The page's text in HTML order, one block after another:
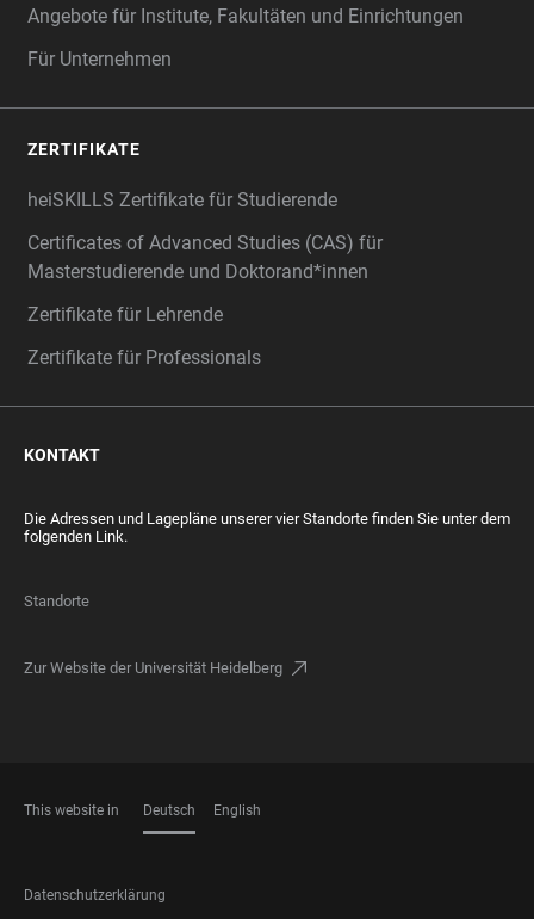
Angebote für Institute, Fakultäten und Einrichtungen
Für Unternehmen
ZERTIFIKATE
heiSKILLS Zertifikate für Studierende
Certificates of Advanced Studies (CAS) für
Masterstudierende und Doktorand*innen
Zertifikate für Lehrende
Zertifikate für Professionals
KONTAKT
Die Adressen und Lagepläne unserer vier Standorte finden Sie unter dem
folgenden Link.
Standorte
Zur Website der Universität Heidelberg
This website in Deutsch English
FOOTER
Datenschutzerklärung